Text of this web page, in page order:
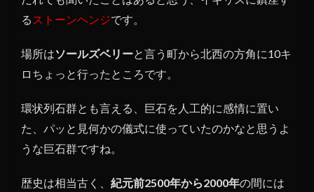
る ストーンヘンジです。
場所はソールズベリーと言う町から北西の方角に10キ
ロちょっと行ったところです。
環状列石群とも言える、巨石を人工的に感情に置い
た、パッと見何かの儀式に使っていたのかなと思うよ
うな巨石群ですね。
歴史は相当古く、 紀元前2500年から2000年の間には